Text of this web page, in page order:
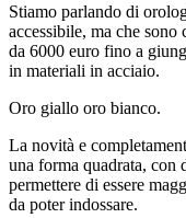
Stiamo parlando di
accessibile, ma che
da 6000 euro fino a
in materiali in acciaio.
Oro giallo oro bianco.
La novità e
una forma quadrata, con
permettere di essere
da poter indossare.